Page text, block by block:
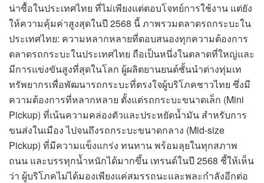
น่าซื้อในประเทศไทย ที่ไม่เพียงแต่ตอบโจทย์การใช้งาน แต่ยัง
ให้ความคุ้มค่าสูงสุดในปี 2568 นี้ ภาพรวมตลาดรถกระบะใน
ประเทศไทย: ความหลากหลายที่ตอบสนองทุกความต้องการ
ตลาดรถกระบะในประเทศไทย ถือเป็นหนึ่งในตลาดที่ใหญ่และ
มีการแข่งขันสูงที่สุดในโลก ผู้ผลิตยานยนต์ชั้นนำต่างทุ่มเท
ทรัพยากรเพื่อพัฒนารถกระบะที่ตรงใจผู้บริโภคชาวไทย ซึ่งมี
ความต้องการที่หลากหลาย ตั้งแต่รถกระบะขนาดเล็ก (Mini
Pickup) ที่เน้นความคล่องตัวและประหยัดน้ำมัน สำหรับการ
ขนส่งในเมือง ไปจนถึงรถกระบะขนาดกลาง (Mid-size
Pickup) ที่มีความแข็งแกร่ง ทนทาน พร้อมลุยในทุกสภาพ
ถนน และบรรทุกน้ำหนักได้มากขึ้น เทรนด์ในปี 2568 ชี้ให้เห็น
ว่า ผู้บริโภคไม่ได้มองเพียงแค่สมรรถนะและพละกำลังอีกต่อ